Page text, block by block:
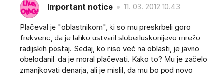
Important notice 11. 03. 2012 10.43
Plačeval je "oblastnikom", ki so mu preskrbeli goro
frekvenc, da je lahko ustvaril sloberluskonijevo mrežo
radijskih postaj. Sedaj, ko niso več na oblasti, je javno
obelodanil, da je moral plačevati. Kako to? Mu je začelo
zmanjkovati denarja, ali je mislil, da mu bo pod novo